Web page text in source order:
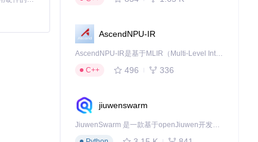
AscendNPU-IR
AscendNPU-IR是基于MLIR（Multi-Level Intermediate Representation）构建的，面向昇腾亲和算子编译时使用的中间表示，提供昇腾完备表达能力，通过编译优化提升昇腾AI处理器计算效率，支持通过生态框架使能昇腾AI处理器与深度调优
C++
496 336
jiuwenswarm
JiuwenSwarm 是一款基于openJiuwen开发的智能AI Agent，它能够将大语言模型的强大能力，通过你日常使用的各类通讯应用，直接延伸至你的指尖。